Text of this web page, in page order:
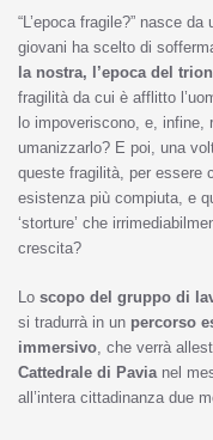
“L’epoca fragile?” nasce
giovani ha scelto di
la nostra, l’epoca del
fragilità da cui è afflitto
lo impoveriscono, e, infine,
umanizzarlo? E poi, una
queste fragilità, per essere
esistenza più compiuta, e
‘storture’ che
crescita?
Lo scopo del gruppo di
si tradurrà in un percorso
immersivo , che verrà
Cattedrale di Pavia nel
all’intera cittadinanza due